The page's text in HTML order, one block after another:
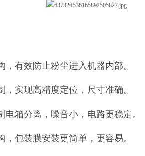
有效防止粉尘进入机器内部。
实现高精度定位，尺寸准确。
箱分离，噪音小，电路更稳定。
包装膜安装更简单，更容易。